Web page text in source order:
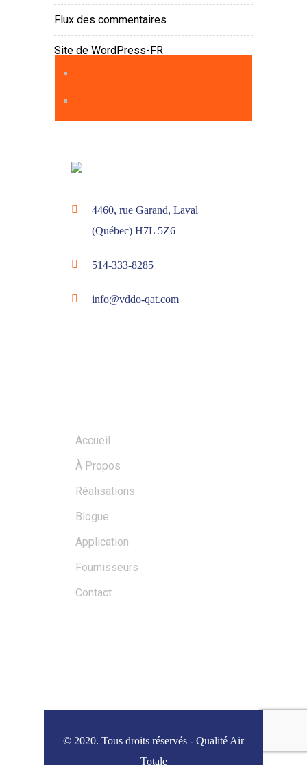
Flux des commentaires
Site de WordPress-FR
4460, rue Garand, Laval
(Québec) H7L 5Z6
514-333-8285
info@vddo-qat.com
Accueil
À Propos
Réalisations
Blogue
Application
Fournisseurs
Contact
© 2020. Tous droits réservés - Qualité Air
Totale